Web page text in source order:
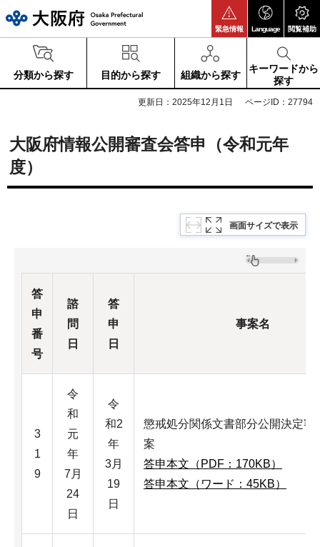
緊急情報 Language 閲覧補助
分類から探す 目的から探す 組織から探す
キーワードから
探す
更新日：2025年12月1日 ページID：27794
大阪府情報公開審査会答申（令和元年
度）
画面サイズで表示
答
申
番
号
諮
問
日
答
申
日
事案名
3
1
9
令
和
元
年
7月
24
日
令
和2
年
3月
19
日
懲戒処分関係文書部分公開決定審
案
答申本文（PDF：170KB）
答申本文（ワード：45KB）